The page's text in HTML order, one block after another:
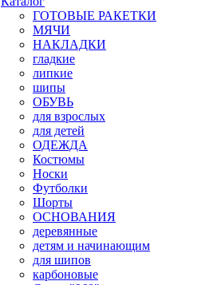
ГОТОВЫЕ РАКЕТКИ
МЯЧИ
НАКЛАДКИ
гладкие
липкие
шипы
ОБУВЬ
для взрослых
для детей
ОДЕЖДА
Костюмы
Носки
Футболки
Шорты
ОСНОВАНИЯ
деревянные
детям и начинающим
для шипов
карбоновые